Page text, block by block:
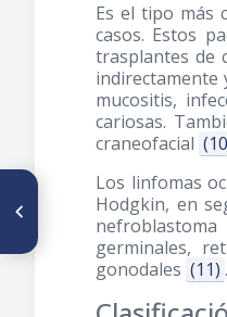
Es el tipo más
casos. Estos
trasplantes de
indirectamente
mucositis,
cariosas.
craneofacial
Los linfomas
Hodgkin, en
germinales,
gonodales (11) .
ARTÍCULO ANTERIOR
Experiencia de caries dental
en el Grupo Escolar Lino
Clemente Estado Miranda
Venezuela 2013